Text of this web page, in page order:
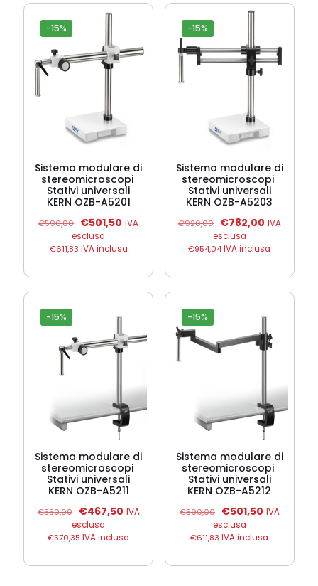
-15%
Sistema modulare di
stereomicroscopi 
Stativi universali
KERN OZB-A5201
€590,00
Il
prezzo
originale
€501,50 Il
attuale
€501,50.
IVA
esclusa
€611,83 IVA inclusa
-15%
Sistema modulare di
stereomicroscopi 
Stativi universali
KERN OZB-A5203
€920,00
Il
prezzo
originale
€782,00Il
attuale
€782,00.
IVA
esclusa
€954,04IVA inclusa
-15%
Sistema modulare di
stereomicroscopi 
Stativi universali
KERN OZB-A5211
€550,00
Il
prezzo
originale
€467,50Il
attuale
€467,50.
IVA
esclusa
€570,35 IVA inclusa
-15%
Sistema modulare di
stereomicroscopi 
Stativi universali
KERN OZB-A5212
€590,00
Il
prezzo
originale
€501,50Il
attuale
€501,50.
IVA
esclusa
€611,83 IVA inclusa